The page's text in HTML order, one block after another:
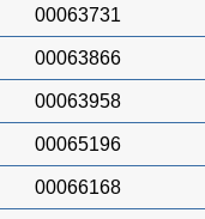
00063731
00063866
00063958
00065196
00066168